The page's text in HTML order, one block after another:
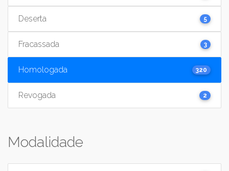
Deserta 5
Fracassada 3
Homologada 320
Revogada 2
Modalidade